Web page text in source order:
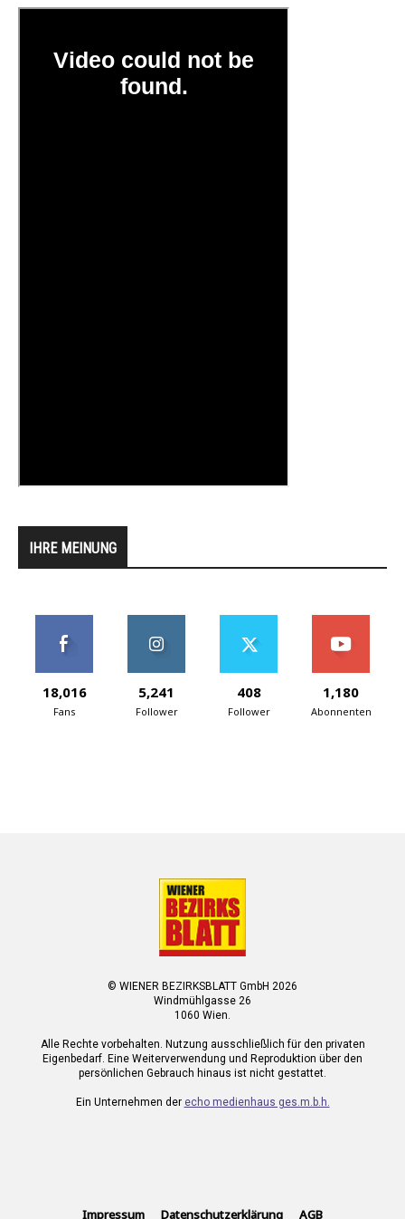
IHRE MEINUNG
18,016
Fans
5,241
Follower
408
Follower
1,180
Abonnenten
© WIENER BEZIRKSBLATT GmbH 2026
Windmühlgasse 26
1060 Wien.
Alle Rechte vorbehalten. Nutzung ausschließlich für den privaten
Eigenbedarf. Eine Weiterverwendung und Reproduktion über den
persönlichen Gebrauch hinaus ist nicht gestattet.
Ein Unternehmen der echo medienhaus ges.m.b.h.
Impressum Datenschutzerklärung AGB